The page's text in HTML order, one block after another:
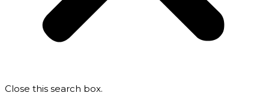
Close this search box.